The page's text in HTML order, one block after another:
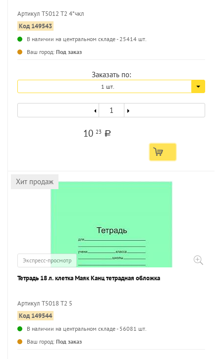
Артикул Т5012 Т2 4*чкл
Код 149543
В наличии на центральном складе - 25414 шт.
Ваш город: Под заказ
Заказать по:
1 шт.
1023 a
Хит продаж
Экспресс-просмотр
Тетрадь 18 л. клетка Маяк Канц тетрадная обложка
Артикул Т5018 Т2 5
Код 149544
В наличии на центральном складе - 56081 шт.
Ваш город: Под заказ